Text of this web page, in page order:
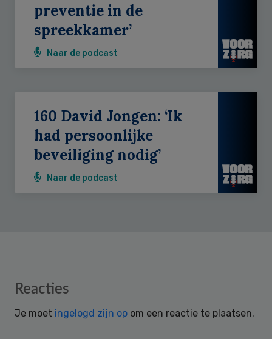
preventie in de
spreekkamer’
Naar de podcast
160 David Jongen: ‘Ik
had persoonlijke
beveiliging nodig’
Naar de podcast
Reader
Reacties
Je moet ingelogd zijn op om een reactie te plaatsen.